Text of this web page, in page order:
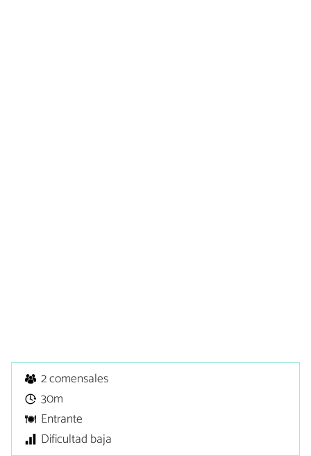
2 comensales
30m
Entrante
Dificultad baja